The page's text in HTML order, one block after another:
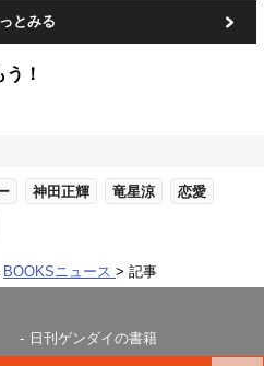
とみる
！
神田正輝 竜星涼 恋愛
BOOKSニュース 記事
日刊ゲンダイの書籍